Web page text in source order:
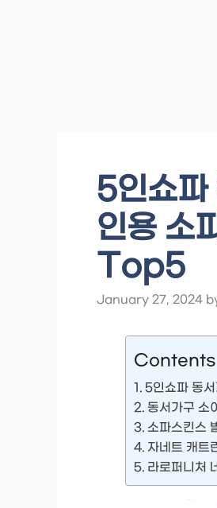
5인쇼파
인용 소
Top5
January 27, 2024
Contents
5인쇼파 동
동서가구 소
소파스킨스
자네트 캐트
라로퍼니처